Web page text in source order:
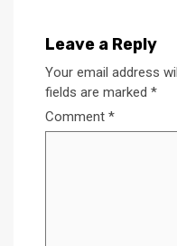
Leave a Reply
Your email address
fields are marked *
Comment *